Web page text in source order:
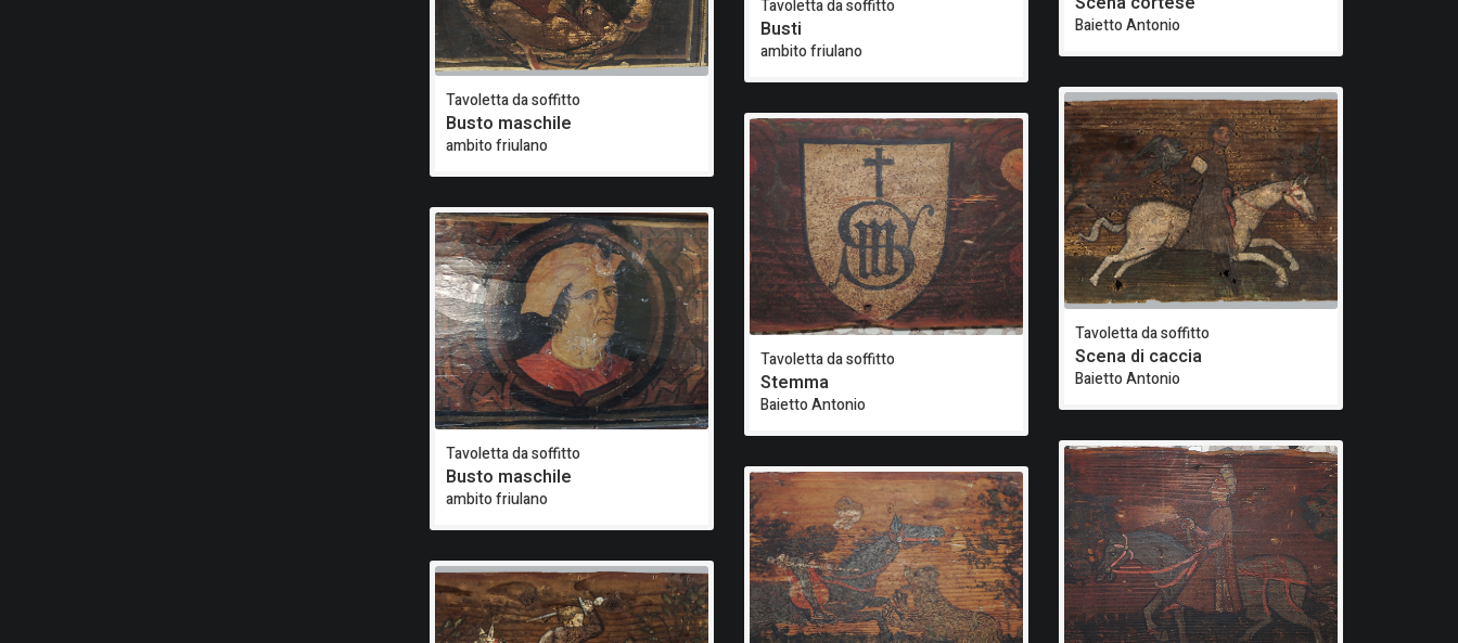
Tavoletta da soffitto
Busto maschile
ambito friulano
Tavoletta da soffitto
Busto maschile
ambito friulano
Tavoletta da soffitto
Busti
ambito friulano
Tavoletta da soffitto
Stemma
Baietto Antonio
Baietto Antonio
Tavoletta da soffitto
Scena di caccia
Baietto Antonio